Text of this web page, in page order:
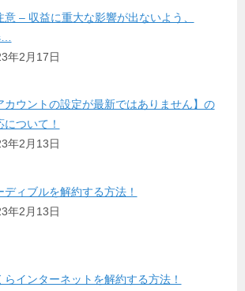
意 – 収益に重大な影響が出ないよう、
年2月17日
カウントの設定が最新ではありません】の
について！
年2月13日
ディブルを解約する方法！
年2月13日
らインターネットを解約する方法！